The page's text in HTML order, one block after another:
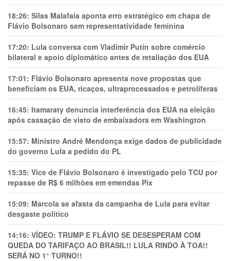
18:26: Silas Malafaia aponta erro estratégico em chapa de
Flávio Bolsonaro sem representatividade feminina
17:20: Lula conversa com Vladimir Putin sobre comércio
bilateral e apoio diplomático antes de retaliação dos EUA
17:01: Flávio Bolsonaro apresenta nove propostas que
beneficiam os EUA, ricaços, ultraprocessados e petrolíferas
16:45: Itamaraty denuncia interferência dos EUA na eleição
após cassação de visto de embaixadora em Washington
15:57: Ministro André Mendonça exige dados de publicidade
do governo Lula a pedido do PL
15:35: Vice de Flávio Bolsonaro é investigado pelo TCU por
repasse de R$ 6 milhões em emendas Pix
15:09: Marcola se afasta da campanha de Lula para evitar
desgaste político
14:16: VÍDEO: TRUMP E FLÁVIO SE DESESPERAM COM
QUEDA DO TARIFAÇO AO BRASIL!! LULA RINDO À TOA!!
SERÁ NO 1° TURNO!!